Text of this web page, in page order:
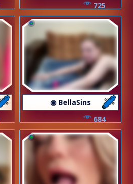
725
◉ BellaSins
684